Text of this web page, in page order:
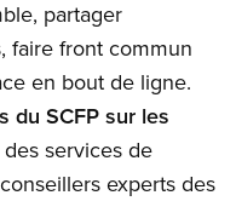
partager
faire front commun
en bout de ligne.
du SCFP sur les
services de
experts des